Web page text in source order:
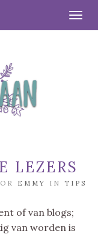
LEZERS
EMMY IN TIPS
of van blogs;
van worden is